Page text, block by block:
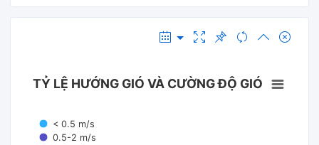
TỶ LỆ HƯỚNG GIÓ VÀ CƯỜNG ĐỘ GIÓ
< 0.5 m/s
0.5-2 m/s